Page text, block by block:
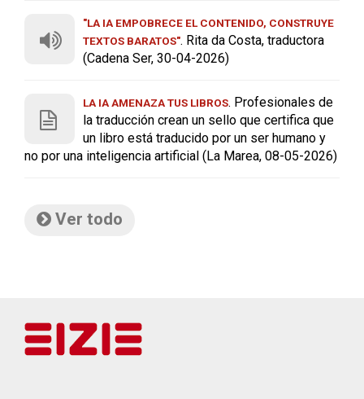
"LA IA EMPOBRECE EL CONTENIDO, CONSTRUYE
TEXTOS BARATOS". Rita da Costa, traductora
(Cadena Ser, 30-04-2026)
LA IA AMENAZA TUS LIBROS. Profesionales de
la traducción crean un sello que certifica que
un libro está traducido por un ser humano y
no por una inteligencia artificial (La Marea, 08-05-2026)
Ver todo